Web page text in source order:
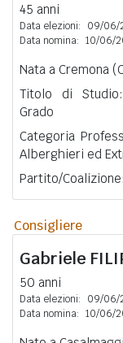
45 anni
Data elezioni:
09/06/
Data nomina: 10/06/
Nata a Cremona
Titolo di
Grado
Categoria
Alberghieri ed
Partito/
Consigliere
Gabriele
50 anni
Data elezioni:
09/06/
Data nomina: 10/06/